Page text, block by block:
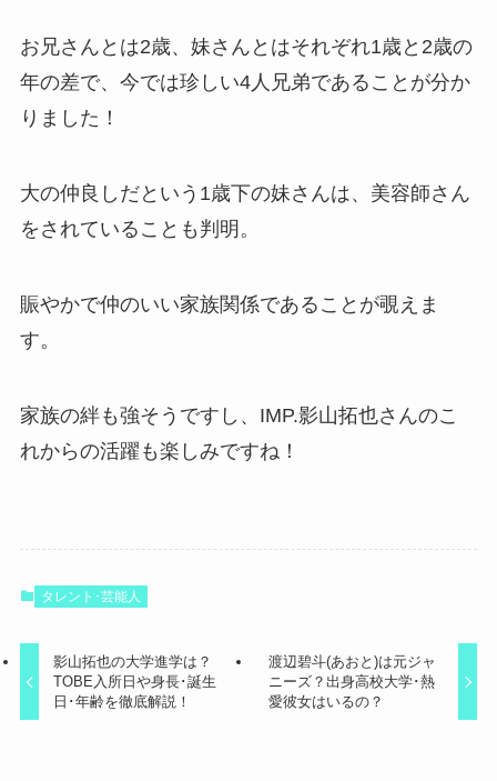
お兄さんとは2歳、妹さんとはそれぞれ1歳と2歳の
年の差で、今では珍しい4人兄弟であることが分か
りました！
大の仲良しだという1歳下の妹さんは、美容師さん
をされていることも判明。
賑やかで仲のいい家族関係であることが覗えま
す。
家族の絆も強そうですし、IMP.影山拓也さんのこ
れからの活躍も楽しみですね！
タレント･芸能人
影山拓也の大学進学は？
TOBE入所日や身長･誕生
日･年齢を徹底解説！
渡辺碧斗(あおと)は元ジャ
ニーズ？出身高校大学･熱
愛彼女はいるの？